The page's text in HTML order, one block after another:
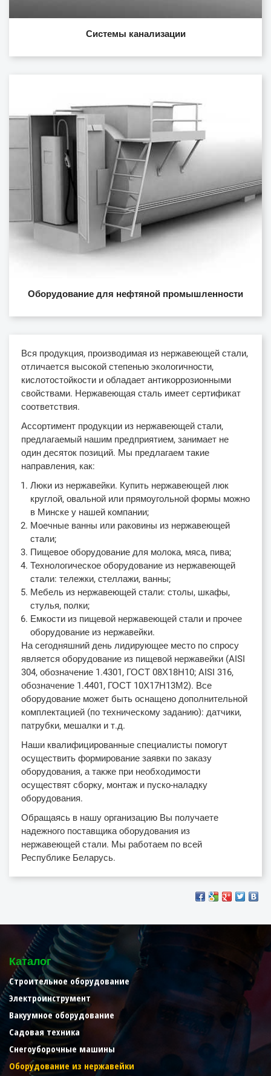
Системы канализации
Оборудование для нефтяной промышленности
Вся продукция, производимая из нержавеющей стали,
отличается высокой степенью экологичности,
кислотостойкости и обладает антикоррозионными
свойствами. Нержавеющая сталь имеет сертификат
соответствия.
Ассортимент продукции из нержавеющей стали,
предлагаемый нашим предприятием, занимает не
один десяток позиций. Мы предлагаем такие
направления, как:
Люки из нержавейки. Купить нержавеющей люк
круглой, овальной или прямоугольной формы можно
в Минске у нашей компании;
Моечные ванны или раковины из нержавеющей
стали;
Пищевое оборудование для молока, мяса, пива;
Технологическое оборудование из нержавеющей
стали: тележки, стеллажи, ванны;
Мебель из нержавеющей стали: столы, шкафы,
стулья, полки;
Емкости из пищевой нержавеющей стали и прочее
оборудование из нержавейки.
На сегодняшний день лидирующее место по спросу
является оборудование из пищевой нержавейки (AISI
304, обозначение 1.4301, ГОСТ 08Х18Н10; AISI 316,
обозначение 1.4401, ГОСТ 10Х17Н13М2). Все
оборудование может быть оснащено дополнительной
комплектацией (по техническому заданию): датчики,
патрубки, мешалки и т.д.
Наши квалифицированные специалисты помогут
осуществить формирование заявки по заказу
оборудования, а также при необходимости
осуществят сборку, монтаж и пуско-наладку
оборудования.
Обращаясь в нашу организацию Вы получаете
надежного поставщика оборудования из
нержавеющей стали. Мы работаем по всей
Республике Беларусь.
Каталог
Строительное оборудование
Электроинструмент
Вакуумное оборудование
Садовая техника
Снегоуборочные машины
Оборудование из нержавейки